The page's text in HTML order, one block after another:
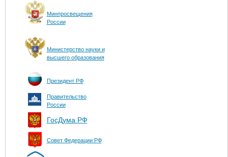
Минпросвещения
России
Министерство науки и
высшего образования
Президент РФ
Правительство
России
ГосДума РФ
Совет Федерации РФ